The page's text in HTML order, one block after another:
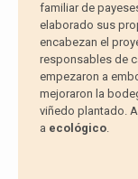
familiar de
elaborado sus
encabezan el
responsables de
empezaron a
mejoraron la
viñedo plantado.
a ecológico.